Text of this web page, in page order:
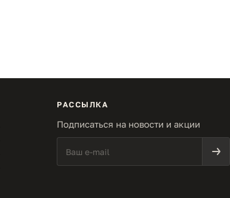
РАССЫЛКА
Подписаться на новости и акции